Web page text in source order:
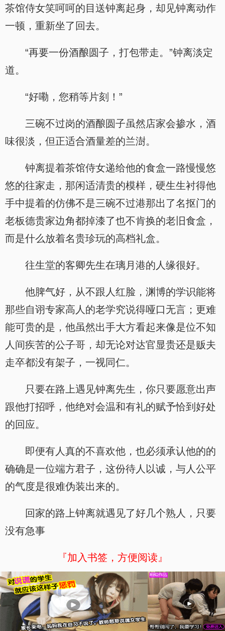
茶馆侍女笑呵呵的目送钟离起身，却见钟离动作
一顿，重新坐了回去。
“再要一份酒酿圆子，打包带走。”钟离淡定
道。
“好嘞，您稍等片刻！”
三碗不过岗的酒酿圆子虽然店家会掺水，酒
味很淡，但正适合酒量差的兰澍。
钟离提着茶馆侍女递给他的食盒一路慢慢悠
悠的往家走，那闲适清贵的模样，硬生生衬得他
手中提着的仿佛不是三碗不过港那出了名抠门的
老板德贵家边角都掉漆了也不肯换的老旧食盒，
而是什么放着名贵珍玩的高档礼盒。
往生堂的客卿先生在璃月港的人缘很好。
他脾气好，从不跟人红脸，渊博的学识能将
那些自诩专家高人的老学究说得哑口无言；更难
能可贵的是，他虽然出手大方看起来像是位不知
人间疾苦的公子哥，却无论对达官显贵还是贩夫
走卒都没有架子，一视同仁。
只要在路上遇见钟离先生，你只要愿意出声
跟他打招呼，他绝对会温和有礼的赋予恰到好处
的回应。
即便有人真的不喜欢他，也必须承认他的的
确确是一位端方君子，这份待人以诚，与人公平
的气度是很难伪装出来的。
回家的路上钟离就遇见了好几个熟人，只要
没有急事
『加入书签，方便阅读』